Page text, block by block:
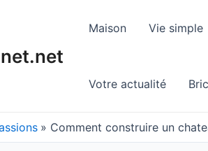
Maison Vie simple
Votre actualité
Comment construire un